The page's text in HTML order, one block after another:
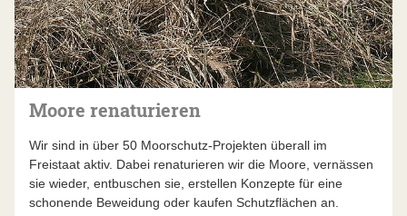
Moore renaturieren
Wir sind in über 50 Moorschutz-Projekten überall im
Freistaat aktiv. Dabei renaturieren wir die Moore, vernässen
sie wieder, entbuschen sie, erstellen Konzepte für eine
schonende Beweidung oder kaufen Schutzflächen an.